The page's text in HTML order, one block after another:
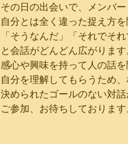
その日の出会いで、メンバー
自分とは全く違った捉え方を
「そうなんだ」「それでそれ
と会話がどんどん広がります
感心や興味を持って人の話
自分を理解してもらうため
決められたゴールのない対
ご参加、お待ちしております